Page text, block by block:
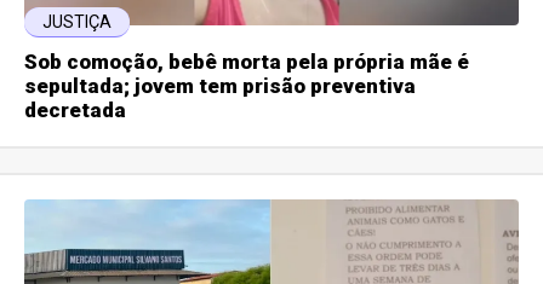
JUSTIÇA
Sob comoção, bebê morta pela própria mãe é
sepultada; jovem tem prisão preventiva
decretada